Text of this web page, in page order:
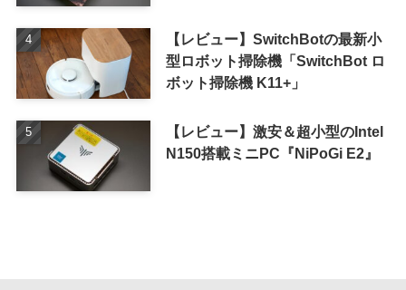
【レビュー】SwitchBotの最新小
型ロボット掃除機「SwitchBot ロ
ボット掃除機 K11+」
【レビュー】激安＆超小型のIntel
N150搭載ミニPC『NiPoGi E2』